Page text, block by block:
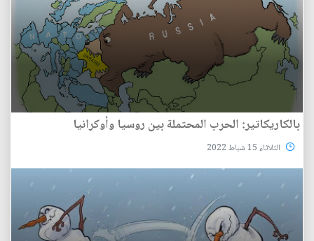
بالكاريكاتير: الحرب المحتملة بين روسيا وأوكرانيا
الثلاثاء 15 شباط 2022